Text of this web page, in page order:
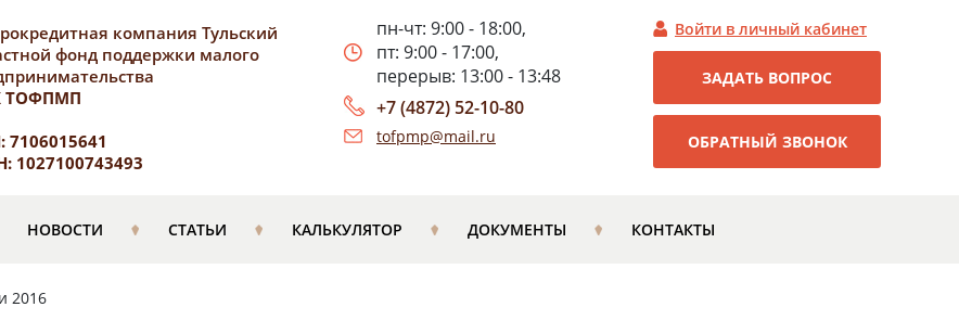
компания Тульский
фонд поддержки малого
ТОФПМП
7106015641
1027100743493
пн-чт: 9:00 - 18:00,
пт: 9:00 - 17:00,
перерыв: 13:00 - 13:48
+7 (4872) 52-10-80
tofpmp@mail.ru
Войти в личный кабинет
ЗАДАТЬ ВОПРОС
ОБРАТНЫЙ ЗВОНОК
НОВОСТИ СТАТЬИ КАЛЬКУЛЯТОР ДОКУМЕНТЫ КОНТАКТЫ
2016